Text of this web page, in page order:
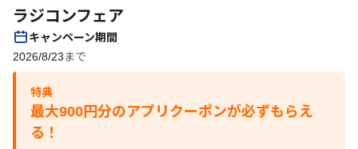
ラジコンフェア
キャンペーン期間
2026/8/23まで
特典
最大900円分のアプリクーポンが必ずもらえ
る！